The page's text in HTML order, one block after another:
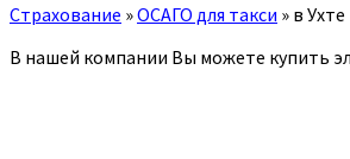
Страхование »ОСАГО для такси » в Ухте
В нашей компании Вы можете купить